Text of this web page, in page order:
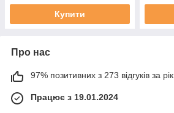
Купити
Про нас
97% позитивних з 273 відгуків за рік
Працює з 19.01.2024